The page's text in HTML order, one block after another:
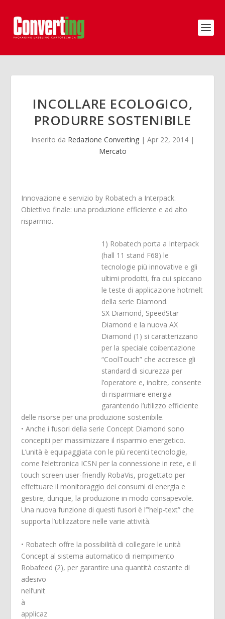
INCOLLARE ECOLOGICO,
PRODURRE SOSTENIBILE
Inserito da Redazione Converting| Apr 22, 2014|
Mercato
Innovazione e servizio by Robatech a Interpack.
Obiettivo finale: una produzione efficiente e ad alto
risparmio.
1) Robatech porta a Interpack
(hall 11 stand F68) le
tecnologie più innovative e gli
ultimi prodotti, fra cui spiccano
le teste di applicazione hotmelt
della serie Diamond.
SX Diamond, SpeedStar
Diamond e la nuova AX
Diamond (1) si caratterizzano
per la speciale coibentazione
“CoolTouch” che accresce gli
standard di sicurezza per
l’operatore e, inoltre, consente
di risparmiare energia
garantendo l’utilizzo efficiente
delle risorse per una produzione sostenibile.
• Anche i fusori della serie Concept Diamond sono
concepiti per massimizzare il risparmio energetico.
L’unità è equipaggiata con le più recenti tecnologie,
come l’elettronica ICSN per la connessione in rete, e il
touch screen user-friendly RobaVis, progettato per
effettuare il monitoraggio dei consumi di energia e
gestire, dunque, la produzione in modo consapevole.
Una nuova funzione di questi fusori è l’”help-text” che
supporta l’utilizzatore nelle varie attività.
• Robatech offre la possibilità di collegare le unità
Concept al sistema automatico di riempimento
Robafeed (2), per garantire una quantità costante di
adesivo
nell’unit
à
applicaz